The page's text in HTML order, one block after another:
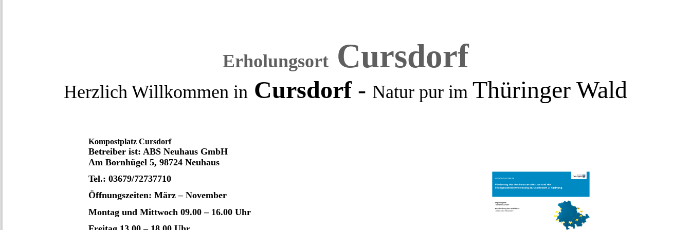
ErholungsortCursdorf
Herzlich Willkommen in Cursdorf- Natur pur im Thüringer Wald
Kompostplatz Cursdorf
Betreiber ist: ABS Neuhaus GmbH
Am Bornhügel 5, 98724 Neuhaus
Tel.: 03679/72737710
Öffnungszeiten: März – November
Montag und Mittwoch 09.00 – 16.00 Uhr